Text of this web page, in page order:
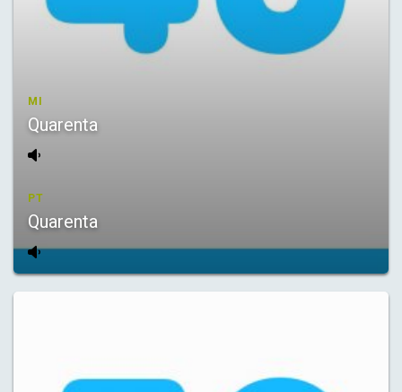
MI
Quarenta
PT
Quarenta